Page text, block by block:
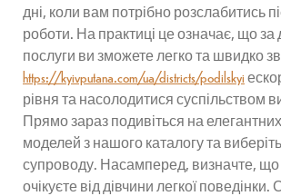
дні, коли вам потрібно розслабитись
роботи. На практиці це означає, що за
послуги ви зможете легко та швидко
https://kyivputana.com/ua/districts/podilskyi
рівня та насолодитися суспільством
Прямо зараз подивіться на
моделей з нашого каталогу та
супроводу. Насамперед, визначте,
очікуєте від дівчини легкої поведінки.